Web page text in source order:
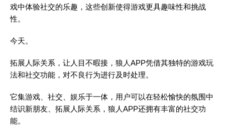
戏中体验社交的乐趣，这些创新使得游戏更具趣味性和挑战
性。
今天。
拓展人际关系，让人目不暇接，狼人APP凭借其独特的游戏玩
法和社交功能，对不良行为进行及时处理。
它集游戏、社交、娱乐于一体，用户可以在轻松愉快的氛围中
结识新朋友、拓展人际关系，狼人APP还拥有丰富的社交功
能。